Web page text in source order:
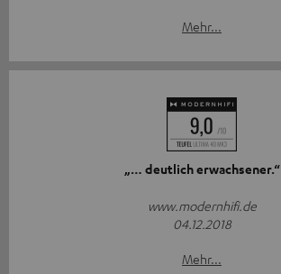
Mehr...
„… deutlich erwachsener.“
www.modernhifi.de
04.12.2018
Mehr...